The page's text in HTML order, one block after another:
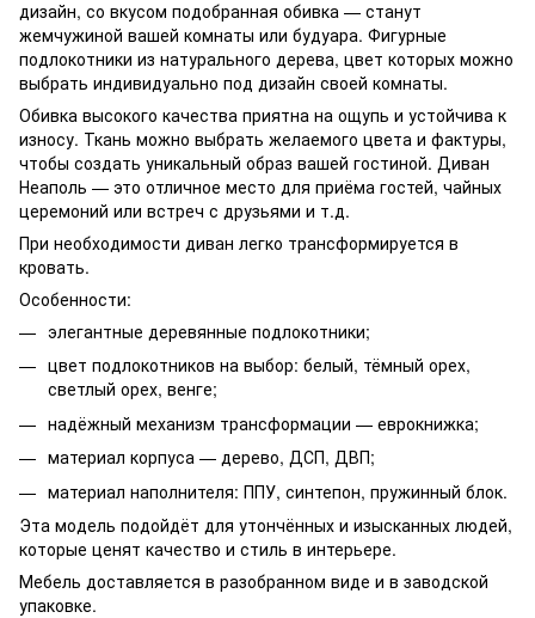
дизайн, со вкусом подобранная обивка — станут
жемчужиной вашей комнаты или будуара. Фигурные
подлокотники из натурального дерева, цвет которых можно
выбрать индивидуально под дизайн своей комнаты.
Обивка высокого качества приятна на ощупь и устойчива к
износу. Ткань можно выбрать желаемого цвета и фактуры,
чтобы создать уникальный образ вашей гостиной. Диван
Неаполь — это отличное место для приёма гостей, чайных
церемоний или встреч с друзьями и т.д.
При необходимости диван легко трансформируется в
кровать.
Особенности:
элегантные деревянные подлокотники;
цвет подлокотников на выбор: белый, тёмный орех,
светлый орех, венге;
надёжный механизм трансформации — еврокнижка;
материал корпуса — дерево, ДСП, ДВП;
материал наполнителя: ППУ, синтепон, пружинный блок.
Эта модель подойдёт для утончённых и изысканных людей,
которые ценят качество и стиль в интерьере.
Мебель доставляется в разобранном виде и в заводской
упаковке.